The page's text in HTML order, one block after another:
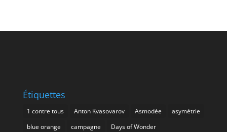
Étiquettes
1 contre tous Anton Kvasovarov Asmodée
asymétrie
blue orange
campagne
Days of Wonder